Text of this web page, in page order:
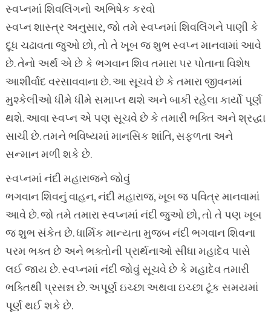
સ્વપ્નમાં શિવલિંગનો અભિષેક કરવો
સ્વપ્ન શાસ્ત્ર અનુસાર, જો તમે સ્વપ્નમાં શિવલિંગને પાણી કે
દૂધ ચઢાવતા જુઓ છો, તો તે ખૂબ જ શુભ સ્વપ્ન માનવામાં આવે
છે. તેનો અર્થ એ છે કે ભગવાન શિવ તમારા પર પોતાના વિશેષ
આશીર્વાદ વરસાવવાના છે. આ સૂચવે છે કે તમારા જીવનમાં
મુશ્કેલીઓ ધીમે ધીમે સમાપ્ત થશે અને બાકી રહેલા કાર્યો પૂર્ણ
થશે. આવા સ્વપ્ન એ પણ સૂચવે છે કે તમારી ભક્તિ અને શ્રદ્ધા
સાચી છે. તમને ભવિષ્યમાં માનસિક શાંતિ, સફળતા અને
સન્માન મળી શકે છે.
સ્વપ્નમાં નંદી મહારાજને જોવું
ભગવાન શિવનું વાહન, નંદી મહારાજ, ખૂબ જ પવિત્ર માનવામાં
આવે છે. જો તમે તમારા સ્વપ્નમાં નંદી જુઓ છો, તો તે પણ ખૂબ
જ શુભ સંકેત છે. ધાર્મિક માન્યતા મુજબ નંદી ભગવાન શિવના
પરમ ભક્ત છે અને ભક્તોની પ્રાર્થનાઓ સીધા મહાદેવ પાસે
લઈ જાય છે. સ્વપ્નમાં નંદી જોવું સૂચવે છે કે મહાદેવ તમારી
ભક્તિથી પ્રસન્ન છે. અપૂર્ણ ઇચ્છા અથવા ઇચ્છા ટૂંક સમયમાં
પૂર્ણ થઈ શકે છે.